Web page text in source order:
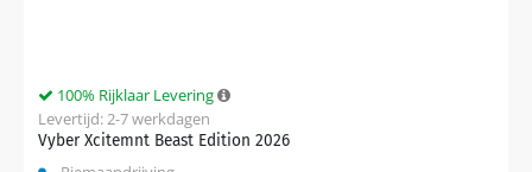
Vyber Xcitemnt Beast Edition 2026
100% Rijklaar Levering
Levertijd: 2-7 werkdagen